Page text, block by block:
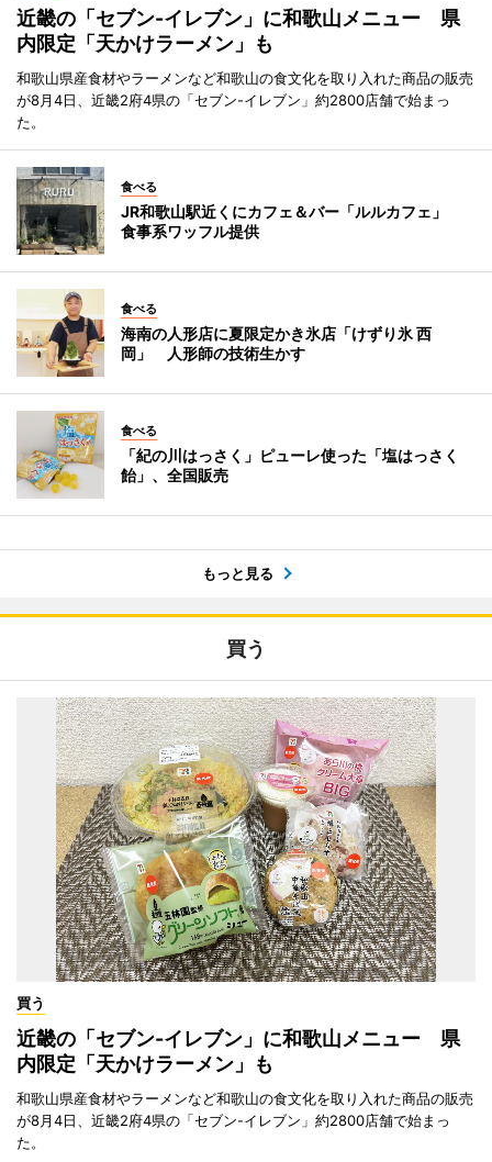
近畿の「セブン-イレブン」に和歌山メニュー 県
内限定「天かけラーメン」も
和歌山県産食材やラーメンなど和歌山の食文化を取り入れた商品の販売
が8月4日、近畿2府4県の「セブン-イレブン」約2800店舗で始まっ
た。
食べる
JR和歌山駅近くにカフェ＆バー「ルルカフェ」
食事系ワッフル提供
食べる
海南の人形店に夏限定かき氷店「けずり氷 西
岡」 人形師の技術生かす
食べる
「紀の川はっさく」ピューレ使った「塩はっさく
飴」、全国販売
もっと見る
買う
買う
近畿の「セブン-イレブン」に和歌山メニュー 県
内限定「天かけラーメン」も
和歌山県産食材やラーメンなど和歌山の食文化を取り入れた商品の販売
が8月4日、近畿2府4県の「セブン-イレブン」約2800店舗で始まっ
た。